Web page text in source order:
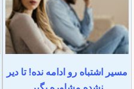
مسیر اشتباه رو ادامه نده! تا دیر